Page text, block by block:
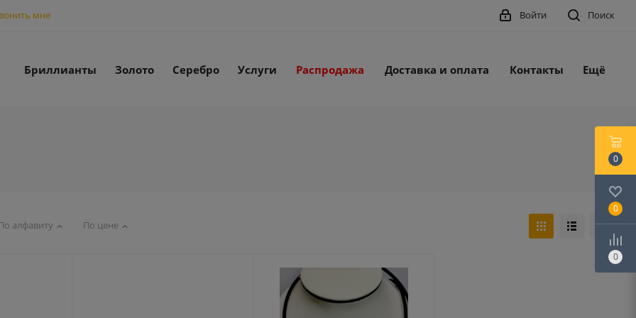
мне Поиск
Войти
Бриллианты Золото Серебро Услуги Распродажа Доставка и оплата Контакты Ещё
алфавиту По цене
0
0
0